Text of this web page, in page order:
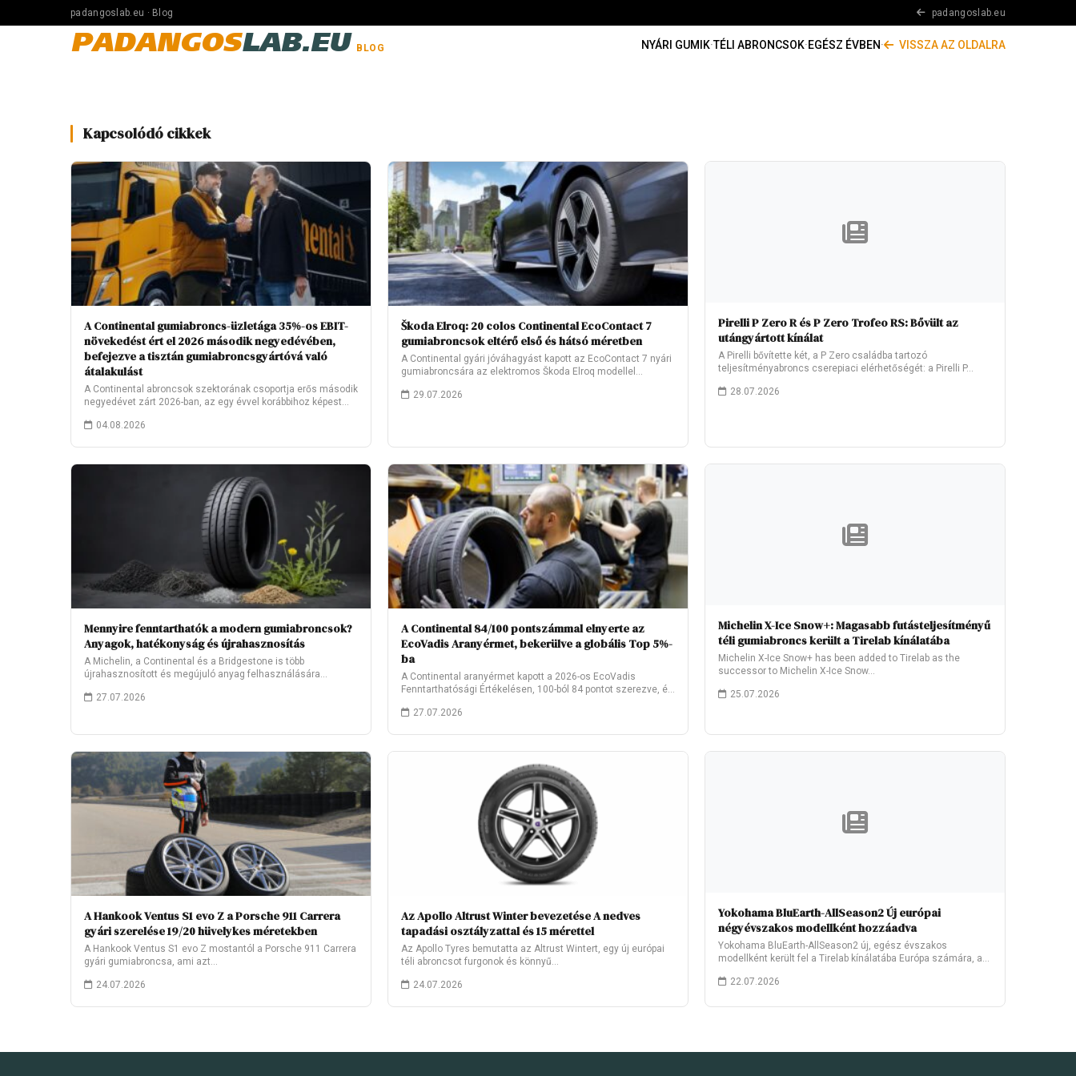
padangoslab.eu · Blog padangoslab.eu
PADANGOSLAB.EU BLOG NYÁRI GUMIK·TÉLI ABRONCSOK·EGÉSZ ÉVBEN· VISSZA AZ OLDALRA
Kapcsolódó cikkek
A Continental gumiabroncs-üzletága 35%-os EBIT-
növekedést ért el 2026 második negyedévében,
befejezve a tisztán gumiabroncsgyártóvá való
átalakulást
A Continental abroncsok szektorának csoportja erős második
negyedévet zárt 2026-ban, az egy évvel korábbihoz képest…
04.08.2026
Škoda Elroq: 20 colos Continental EcoContact 7
gumiabroncsok eltérő első és hátsó méretben
A Continental gyári jóváhagyást kapott az EcoContact 7 nyári
gumiabroncsára az elektromos Škoda Elroq modellel…
29.07.2026
Pirelli P Zero R és P Zero Trofeo RS: Bővült az
utángyártott kínálat
A Pirelli bővítette két, a P Zero családba tartozó
teljesítményabroncs cserepiaci elérhetőségét: a Pirelli P…
28.07.2026
Mennyire fenntarthatók a modern gumiabroncsok?
Anyagok, hatékonyság és újrahasznosítás
A Michelin, a Continental és a Bridgestone is több
újrahasznosított és megújuló anyag felhasználására
27.07.2026
A Continental 84/100 pontszámmal elnyerte az
EcoVadis Aranyérmet, bekerülve a globális Top 5%-
ba
A Continental aranyérmet kapott a 2026-os EcoVadis
Fenntarthatósági Értékelésen, 100-ból 84 pontot szerezve, és
27.07.2026
Michelin X-Ice Snow+: Magasabb futásteljesítményű
téli gumiabroncs került a Tirelab kínálatába
Michelin X-Ice Snow+ has been added to Tirelab as the
successor to Michelin X-Ice Snow…
25.07.2026
A Hankook Ventus S1 evo Z a Porsche 911 Carrera
gyári szerelése 19/20 hüvelykes méretekben
A Hankook Ventus S1 evo Z mostantól a Porsche 911 Carrera
gyári gumiabroncsa, ami azt…
24.07.2026
Az Apollo Altrust Winter bevezetése A nedves
tapadási osztályzattal és 15 mérettel
Az Apollo Tyres bemutatta az Altrust Wintert, egy új európai
téli abroncsot furgonok és könnyű…
24.07.2026
Yokohama BluEarth-AllSeason2 Új európai
négyévszakos modellként hozzáadva
Yokohama BluEarth-AllSeason2 új, egész évszakos
modellként került fel a Tirelab kínálatába Európa számára, a
22.07.2026